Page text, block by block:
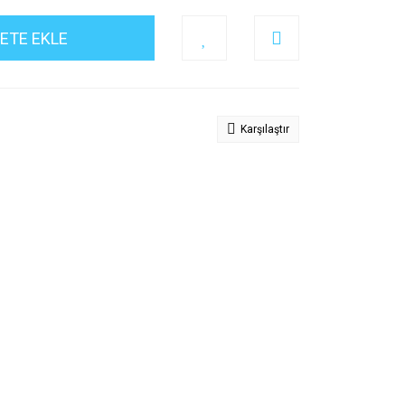
EKLE
Karşılaştır